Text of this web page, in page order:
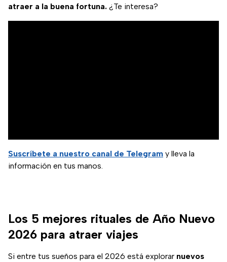
atraer a la buena fortuna. ¿Te interesa?
Suscríbete a nuestro canal de Telegram y lleva la
información en tus manos.
Los 5 mejores rituales de Año Nuevo
2026 para atraer viajes
Si entre tus sueños para el 2026 está explorar nuevos